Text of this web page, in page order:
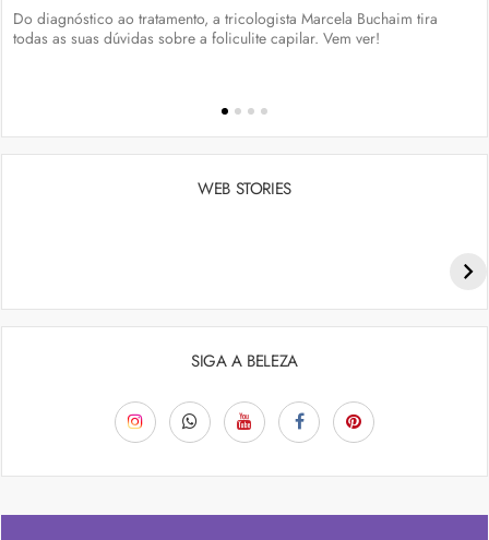
Do diagnóstico ao tratamento, a tricologista Marcela Buchaim tira
todas as suas dúvidas sobre a foliculite capilar. Vem ver!
WEB STORIES
SIGA A BELEZA